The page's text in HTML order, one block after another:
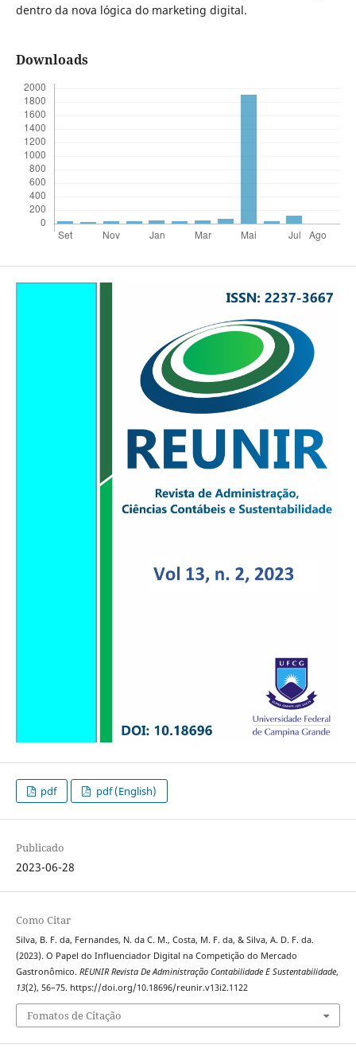
dentro da nova lógica do marketing digital.
Downloads
pdf pdf (English)
Publicado
2023-06-28
Como Citar
Silva, B. F. da, Fernandes, N. da C. M., Costa, M. F. da, & Silva, A. D. F. da.
(2023). O Papel do Influenciador Digital na Competição do Mercado
Gastronômico. REUNIR Revista De Administração Contabilidade E Sustentabilidade,
13(2), 56–75. https://doi.org/10.18696/reunir.v13i2.1122
Fomatos de Citação